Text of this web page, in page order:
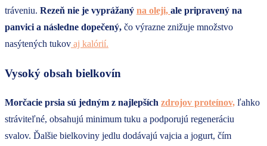
tráveniu. Rezeň nie je vyprážaný na oleji, ale pripravený na
panvici a následne dopečený, čo výrazne znižuje množstvo
nasýtených tukov aj kalórií.
Vysoký obsah bielkovín
Morčacie prsia sú jedným z najlepších zdrojov proteínov, ľahko
stráviteľné, obsahujú minimum tuku a podporujú regeneráciu
svalov. Ďalšie bielkoviny jedlu dodávajú vajcia a jogurt, čím